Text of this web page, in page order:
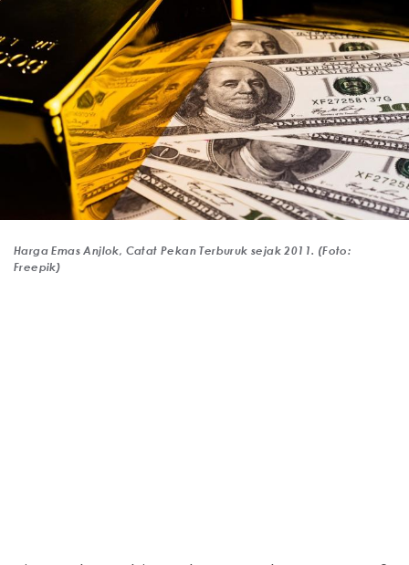
Harga Emas Anjlok, Catat Pekan Terburuk sejak 2011. (Foto:
Freepik)